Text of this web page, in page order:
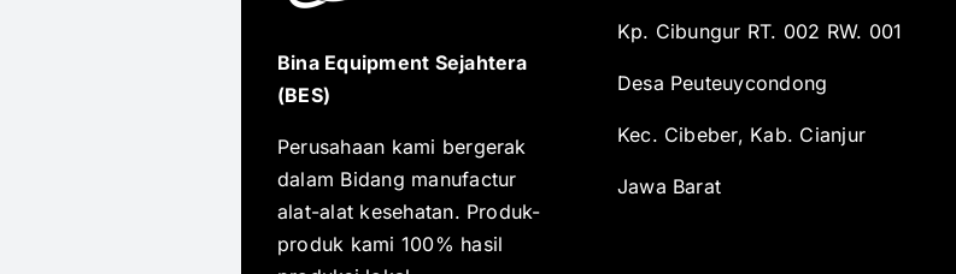
Bina Equipment Sejahtera
(BES)
Perusahaan kami bergerak
dalam Bidang manufactur
alat-alat kesehatan. Produk-
produk kami 100% hasil
Kp. Cibungur RT. 002 RW. 001
Desa Peuteuycondong
Kec. Cibeber, Kab. Cianjur
Jawa Barat